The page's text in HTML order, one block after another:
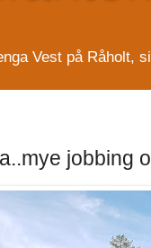
Vest på Råholt,
jobbing